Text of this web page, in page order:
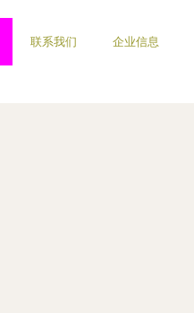
联系我们 企业信息